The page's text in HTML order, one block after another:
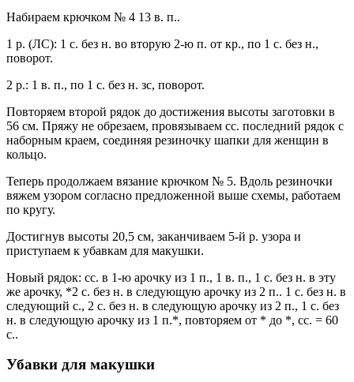
Набираем крючком № 4 13 в. п..
1 р. (ЛС): 1 с. без н. во вторую 2-ю п. от кр., по 1 с. без н.,
поворот.
2 р.: 1 в. п., по 1 с. без н. зс, поворот.
Повторяем второй рядок до достижения высоты заготовки в
56 см. Пряжу не обрезаем, провязываем сс. последний рядок с
наборным краем, соединяя резиночку шапки для женщин в
кольцо.
Теперь продолжаем вязание крючком № 5. Вдоль резиночки
вяжем узором согласно предложенной выше схемы, работаем
по кругу.
Достигнув высоты 20,5 см, заканчиваем 5-й р. узора и
приступаем к убавкам для макушки.
Новый рядок: сс. в 1-ю арочку из 1 п., 1 в. п., 1 с. без н. в эту
же арочку, *2 с. без н. в следующую арочку из 2 п.. 1 с. без н. в
следующий с., 2 с. без н. в следующую арочку из 2 п., 1 с. без
н. в следующую арочку из 1 п.*, повторяем от * до *, сс. = 60
с..
Убавки для макушки